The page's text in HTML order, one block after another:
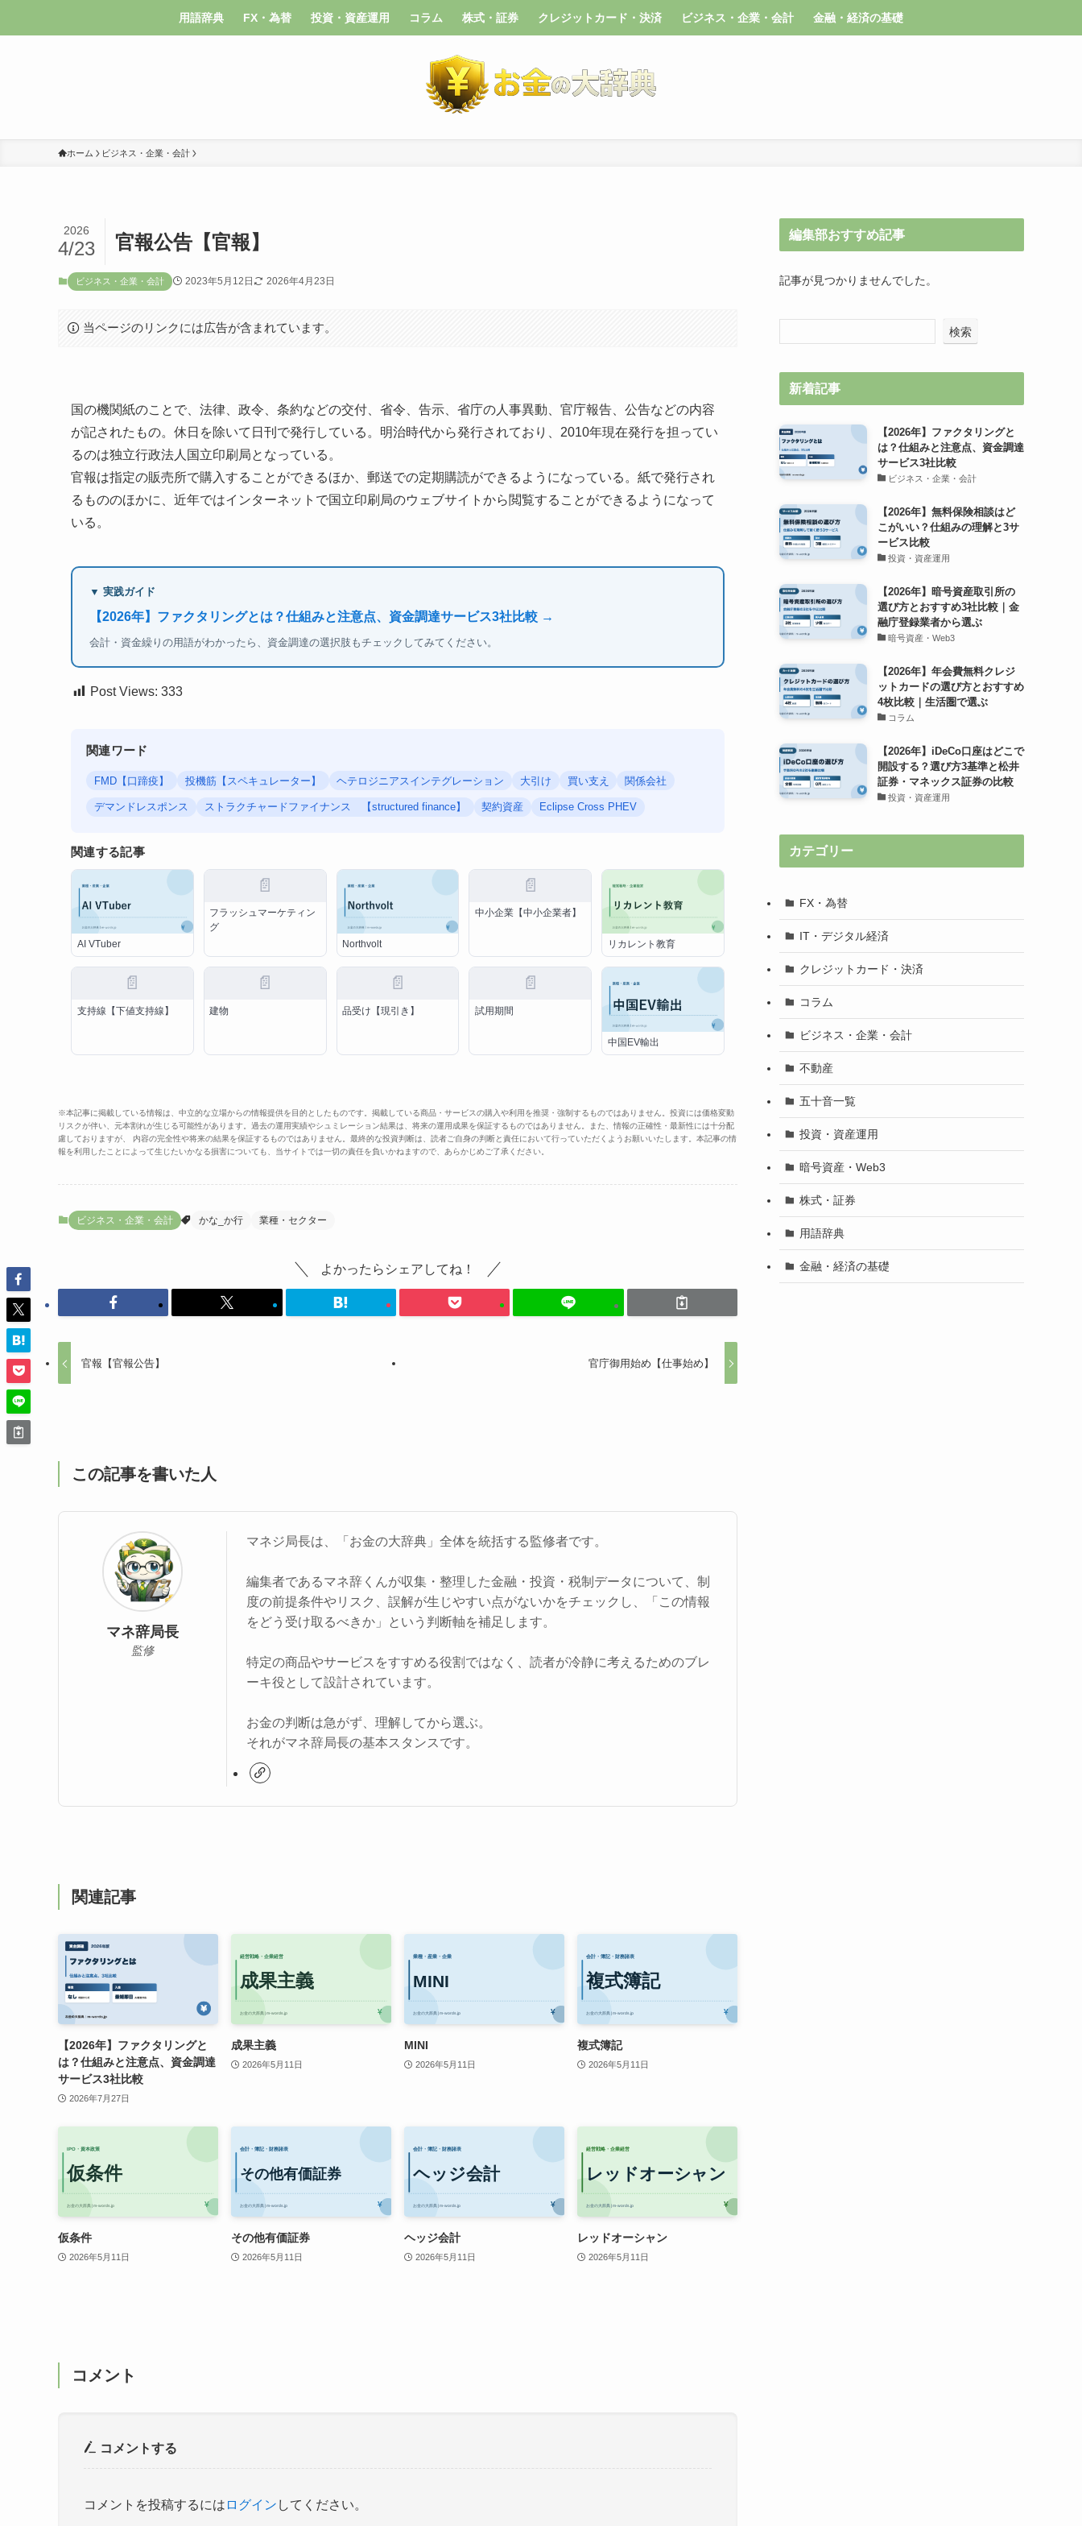
用語辞典 FX・為替 投資・資産運用 コラム 株式・証券 クレジットカード・決済 ビジネス・企業・会計 金融・経済の基礎
ホーム ビジネス・企業・会計
官報公告【官報】
2026
4/23
ビジネス・企業・会計 2023年5月12日 2026年4月23日
当ページのリンクには広告が含まれています。
国の機関紙のことで、法律、政令、条約などの交付、省令、告示、省庁の人事異動、官庁報告、公告などの内容
が記されたもの。休日を除いて日刊で発行している。明治時代から発行されており、2010年現在発行を担ってい
るのは独立行政法人国立印刷局となっている。
官報は指定の販売所で購入することができるほか、郵送での定期購読ができるようになっている。紙で発行され
るもののほかに、近年ではインターネットで国立印刷局のウェブサイトから閲覧することができるようになって
いる。
▼ 実践ガイド
【2026年】ファクタリングとは？仕組みと注意点、資金調達サービス3社比較 →
会計・資金繰りの用語がわかったら、資金調達の選択肢もチェックしてみてください。
Post Views: 333
関連ワード
FMD【口蹄疫】 投機筋【スペキュレーター】 ヘテロジニアスインテグレーション 大引け 買い支え 関係会社
デマンドレスポンス ストラクチャードファイナンス 【structured finance】 契約資産 Eclipse Cross PHEV
関連する記事
AI VTuber
📄
フラッシュマーケティン
グ
Northvolt
📄
中小企業【中小企業者】
リカレント教育
📄
支持線【下値支持線】
📄
建物
📄
品受け【現引き】
📄
試用期間
中国EV輸出
※本記事に掲載している情報は、中立的な立場からの情報提供を目的としたものです。掲載している商品・サービスの購入や利用を推奨・強制するものではありません。投資には価格変動
リスクが伴い、元本割れが生じる可能性があります。過去の運用実績やシュミレーション結果は、将来の運用成果を保証するものではありません。また、情報の正確性・最新性には十分配
慮しておりますが、 内容の完全性や将来の結果を保証するものではありません。最終的な投資判断は、読者ご自身の判断と責任において行っていただくようお願いいたします。本記事の情
報を利用したことによって生じたいかなる損害についても、当サイトでは一切の責任を負いかねますので、あらかじめご了承ください。
ビジネス・企業・会計 かな_か行 業種・セクター
よかったらシェアしてね！
官報【官報公告】 官庁御用始め【仕事始め】
この記事を書いた人
マネ辞局長
監修
マネジ局長は、「お金の大辞典」全体を統括する監修者です。
編集者であるマネ辞くんが収集・整理した金融・投資・税制データについて、制
度の前提条件やリスク、誤解が生じやすい点がないかをチェックし、「この情報
をどう受け取るべきか」という判断軸を補足します。
特定の商品やサービスをすすめる役割ではなく、読者が冷静に考えるためのブレ
ーキ役として設計されています。
お金の判断は急がず、理解してから選ぶ。
それがマネ辞局長の基本スタンスです。
関連記事
【2026年】ファクタリングと
は？仕組みと注意点、資金調達
サービス3社比較
2026年7月27日
成果主義
2026年5月11日
MINI
2026年5月11日
複式簿記
2026年5月11日
仮条件
2026年5月11日
その他有価証券
2026年5月11日
ヘッジ会計
2026年5月11日
レッドオーシャン
2026年5月11日
コメント
コメントする
コメントを投稿するには ログイン してください。
編集部おすすめ記事
記事が見つかりませんでした。
検索
新着記事
【2026年】ファクタリングと
は？仕組みと注意点、資金調達
サービス3社比較
ビジネス・企業・会計
【2026年】無料保険相談はど
こがいい？仕組みの理解と3サ
ービス比較
投資・資産運用
【2026年】暗号資産取引所の
選び方とおすすめ3社比較｜金
融庁登録業者から選ぶ
暗号資産・Web3
【2026年】年会費無料クレジ
ットカードの選び方とおすすめ
4枚比較｜生活圏で選ぶ
コラム
【2026年】iDeCo口座はどこで
開設する？選び方3基準と松井
証券・マネックス証券の比較
投資・資産運用
カテゴリー
FX・為替
IT・デジタル経済
クレジットカード・決済
コラム
ビジネス・企業・会計
不動産
五十音一覧
投資・資産運用
暗号資産・Web3
株式・証券
用語辞典
金融・経済の基礎